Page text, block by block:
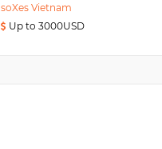
soXes Vietnam
Up to 3000USD